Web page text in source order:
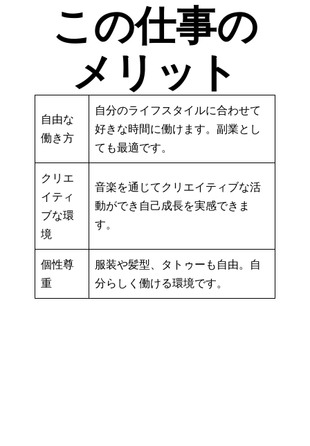
この仕事の
メリット
自由な
働き方
自分のライフスタイルに合わせて
好きな時間に働けます。副業とし
ても最適です。
クリエ
イティ
ブな環
境
音楽を通じてクリエイティブな活
動ができ自己成長を実感できま
す。
個性尊
重
服装や髪型、タトゥーも自由。自
分らしく働ける環境です。